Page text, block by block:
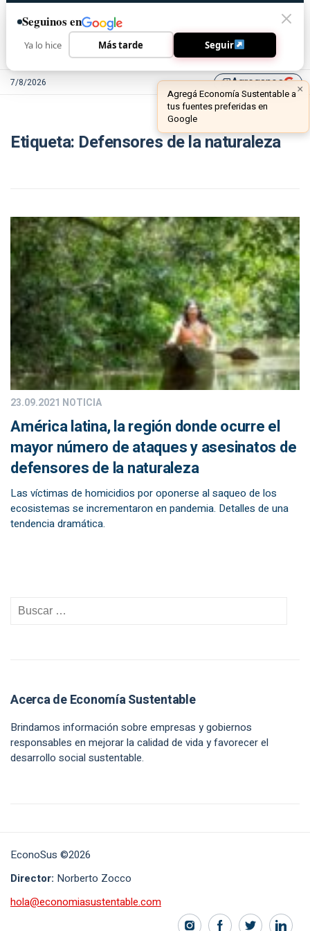
7/8/2026 library_addAgreganos ×
Agregá Economía Sustentable a
tus fuentes preferidas en
Google
Etiqueta: Defensores de la naturaleza
23.09.2021 NOTICIA
América latina, la región donde ocurre el
mayor número de ataques y asesinatos de
defensores de la naturaleza
Las víctimas de homicidios por oponerse al saqueo de los
ecosistemas se incrementaron en pandemia. Detalles de una
tendencia dramática.
Acerca de Economía Sustentable
Brindamos información sobre empresas y gobiernos
responsables en mejorar la calidad de vida y favorecer el
desarrollo social sustentable.
EconoSus ©2026
Director: Norberto Zocco
hola@economiasustentable.com
Seguinos en
Ya lo hice Más tarde Seguir